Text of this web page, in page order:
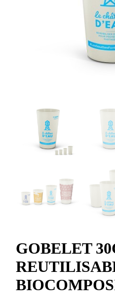
GOBELET